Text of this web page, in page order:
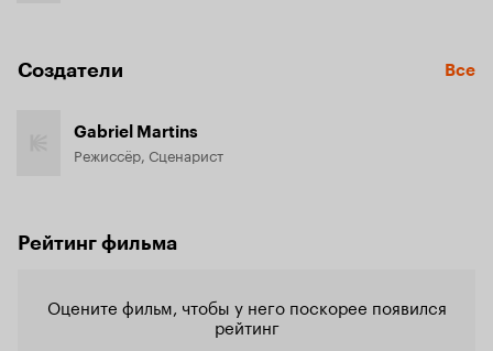
Создатели Все
Gabriel Martins
Режиссёр, Сценарист
Рейтинг фильма
Оцените фильм, чтобы у него поскорее появился
рейтинг